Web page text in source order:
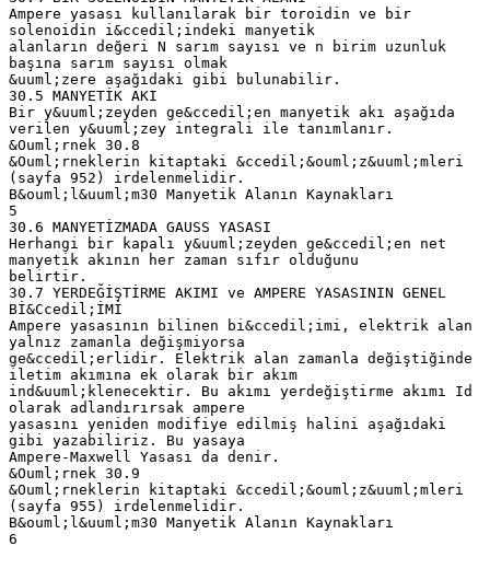
Ampere yasası kullanılarak bir toroidin ve bir
solenoidin i&ccedil;indeki manyetik
alanların değeri N sarım sayısı ve n birim uzunluk
başına sarım sayısı olmak
&uuml;zere aşağıdaki gibi bulunabilir.
30.5 MANYETİK AKI
Bir y&uuml;zeyden ge&ccedil;en manyetik akı aşağıda
verilen y&uuml;zey integrali ile tanımlanır.
&Ouml;rnek 30.8
&Ouml;rneklerin kitaptaki &ccedil;&ouml;z&uuml;mleri
(sayfa 952) irdelenmelidir.
B&ouml;l&uuml;m30 Manyetik Alanın Kaynakları
5
30.6 MANYETİZMADA GAUSS YASASI
Herhangi bir kapalı y&uuml;zeyden ge&ccedil;en net
manyetik akının her zaman sıfır olduğunu
belirtir.
30.7 YERDEĞİŞTİRME AKIMI ve AMPERE YASASININ GENEL
Bİ&Ccedil;İMİ
Ampere yasasının bilinen bi&ccedil;imi, elektrik alan
yalnız zamanla değişmiyorsa
ge&ccedil;erlidir. Elektrik alan zamanla değiştiğinde
iletim akımına ek olarak bir akım
ind&uuml;klenecektir. Bu akımı yerdeğiştirme akımı Id
olarak adlandırırsak ampere
yasasını yeniden modifiye edilmiş halini aşağıdaki
gibi yazabiliriz. Bu yasaya
Ampere-Maxwell Yasası da denir.
&Ouml;rnek 30.9
&Ouml;rneklerin kitaptaki &ccedil;&ouml;z&uuml;mleri
(sayfa 955) irdelenmelidir.
B&ouml;l&uuml;m30 Manyetik Alanın Kaynakları